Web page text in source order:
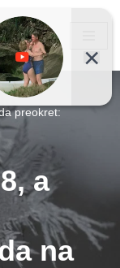
preokret:
a
na